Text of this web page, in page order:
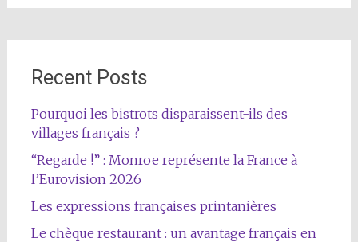
Recent Posts
Pourquoi les bistrots disparaissent-ils des
villages français ?
“Regarde !” : Monroe représente la France à
l’Eurovision 2026
Les expressions françaises printanières
Le chèque restaurant : un avantage français en